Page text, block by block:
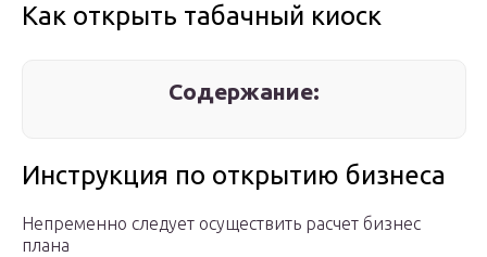
Как открыть табачный киоск
Содержание:
Инструкция по открытию бизнеса
Непременно следует осуществить расчет бизнес
плана